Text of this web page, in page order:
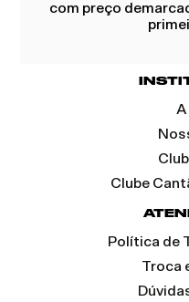
com preço
Clube
Política de
Troca